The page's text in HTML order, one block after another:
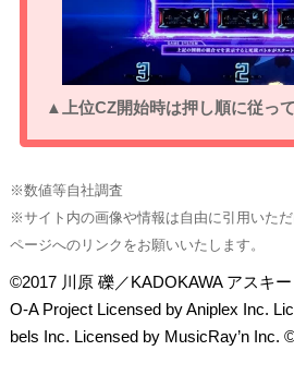
▲上位CZ開始時は押し順に従っ
※数値等自社調査
※サイト内の画像や情報は自由に引用いた
ページへのリンクをお願いいたします。
©2017 川原 礫／KADOKAWA アスキ
O-A Project Licensed by Aniplex Inc.
bels Inc. Licensed by MusicRay’n Inc.